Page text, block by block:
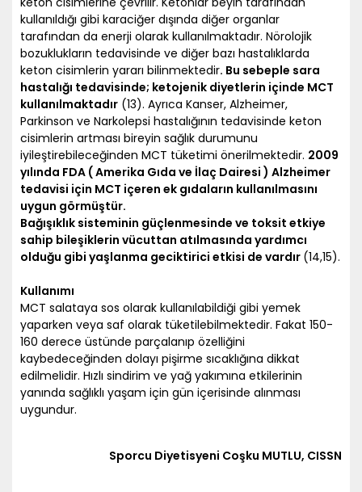
kullanıldığı gibi karaciğer dışında diğer organlar
tarafından da enerji olarak kullanılmaktadır. Nörolojik
bozuklukların tedavisinde ve diğer bazı hastalıklarda
keton cisimlerin yararı bilinmektedir. Bu sebeple sara
hastalığı tedavisinde; ketojenik diyetlerin içinde MCT
kullanılmaktadır (13). Ayrıca Kanser, Alzheimer,
Parkinson ve Narkolepsi hastalığının tedavisinde keton
cisimlerin artması bireyin sağlık durumunu
iyileştirebileceğinden MCT tüketimi önerilmektedir. 2009
yılında FDA ( Amerika Gıda ve İlaç Dairesi ) Alzheimer
tedavisi için MCT içeren ek gıdaların kullanılmasını
uygun görmüştür.
Bağışıklık sisteminin güçlenmesinde ve toksit etkiye
sahip bileşiklerin vücuttan atılmasında yardımcı
olduğu gibi yaşlanma geciktirici etkisi de vardır (14,15).
Kullanımı
MCT salataya sos olarak kullanılabildiği gibi yemek
yaparken veya saf olarak tüketilebilmektedir. Fakat 150-
160 derece üstünde parçalanıp özelliğini
kaybedeceğinden dolayı pişirme sıcaklığına dikkat
edilmelidir. Hızlı sindirim ve yağ yakımına etkilerinin
yanında sağlıklı yaşam için gün içerisinde alınması
uygundur.
Sporcu Diyetisyeni Coşku MUTLU, CISSN